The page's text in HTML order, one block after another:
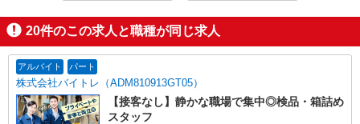
20件のこの求人と職種が同じ求人
アルバイト パート
株式会社バイトレ（ADM810913GT05）
【接客なし】静かな職場で集中◎検品・箱詰め
スタッフ